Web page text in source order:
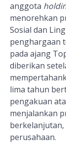
anggota
menorehkan
Sosial dan
penghargaan
pada ajang
diberikan
lima tahun
pengakuan
menjalankan
perusahaan.